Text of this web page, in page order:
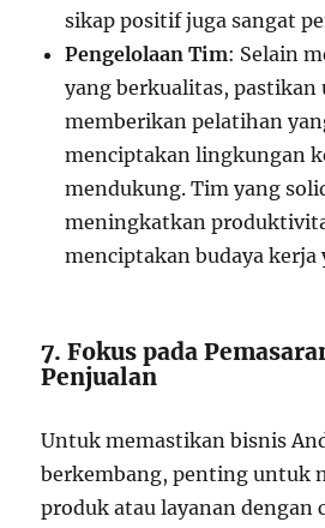
sikap positif juga sangat
Pengelolaan Tim: Selain
yang berkualitas, pastikan
memberikan pelatihan
menciptakan lingkungan
mendukung. Tim yang
meningkatkan
menciptakan budaya kerja
7. Fokus pada
Penjualan
Untuk memastikan bisnis
berkembang, penting untuk
produk atau layanan dengan